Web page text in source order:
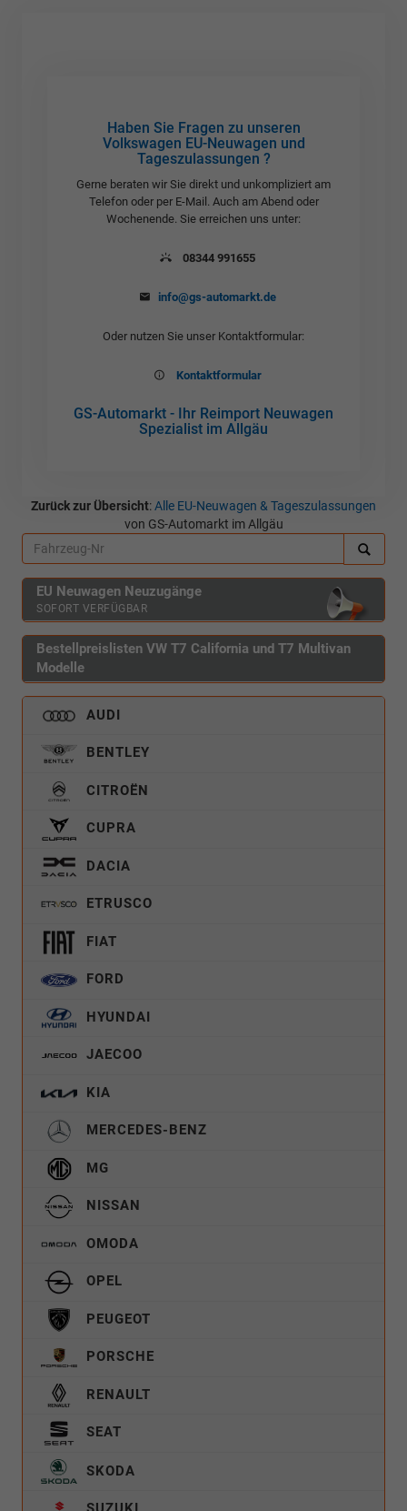
Haben Sie Fragen zu unseren
Volkswagen EU-Neuwagen und
Tageszulassungen ?
Gerne beraten wir Sie direkt und unkompliziert am
Telefon oder per E-Mail. Auch am Abend oder
Wochenende. Sie erreichen uns unter:
08344 991655
info@gs-automarkt.de
Oder nutzen Sie unser Kontaktformular:
Kontaktformular
GS-Automarkt - Ihr Reimport Neuwagen
Spezialist im Allgäu
Zurück zur Übersicht:Alle EU-Neuwagen & Tageszulassungen
von GS-Automarkt im Allgäu
EU Neuwagen Neuzugänge
SOFORT VERFÜGBAR
Bestellpreislisten VW T7 California und T7 Multivan
Modelle
AUDI
BENTLEY
CITROËN
CUPRA
DACIA
ETRUSCO
FIAT
FORD
HYUNDAI
JAECOO
KIA
MERCEDES-BENZ
MG
NISSAN
OMODA
OPEL
PEUGEOT
PORSCHE
RENAULT
SEAT
SKODA